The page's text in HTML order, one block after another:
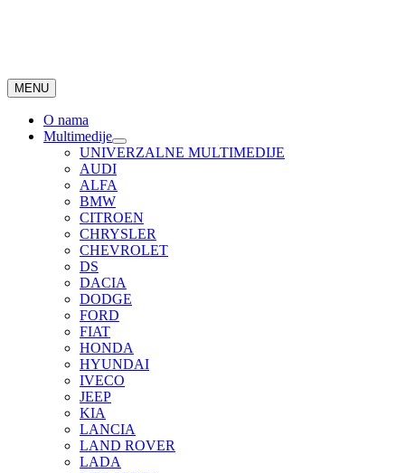
MENU
O nama
Multimedije
UNIVERZALNE MULTIMEDIJE
AUDI
ALFA
BMW
CITROEN
CHRYSLER
CHEVROLET
DS
DACIA
DODGE
FORD
FIAT
HONDA
HYUNDAI
IVECO
JEEP
KIA
LANCIA
LAND ROVER
LADA